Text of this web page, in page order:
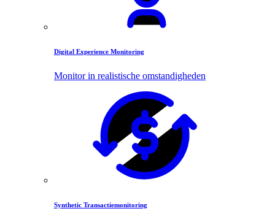
Digital Experience Monitoring
Monitor in realistische omstandigheden
Synthetic Transactiemonitoring